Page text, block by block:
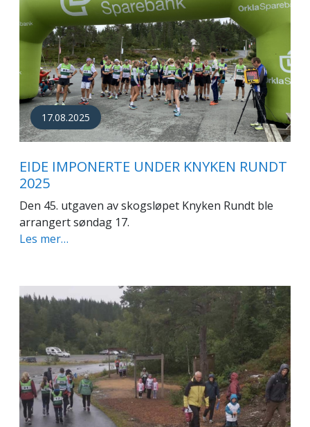
17.08.2025
EIDE IMPONERTE UNDER KNYKEN RUNDT
2025
Den 45. utgaven av skogsløpet Knyken Rundt ble
arrangert søndag 17.
Les mer…